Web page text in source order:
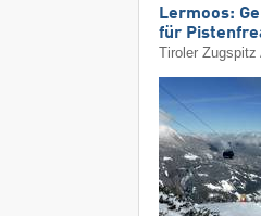
Lermoos:
für
Tiroler Zugspitz